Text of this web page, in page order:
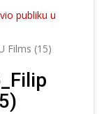
publiku u
Films (15)